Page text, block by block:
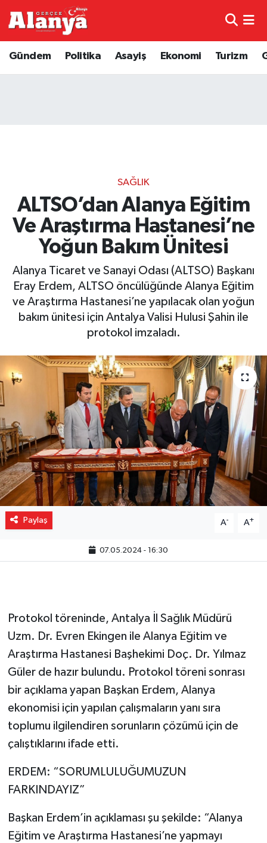
Gündem Politika Asayiş Ekonomi Turizm
SAĞLIK
ALTSO’dan Alanya Eğitim
Ve Araştırma Hastanesi’ne
Yoğun Bakım Ünitesi
Alanya Ticaret ve Sanayi Odası (ALTSO) Başkanı
Eray Erdem, ALTSO öncülüğünde Alanya Eğitim
ve Araştırma Hastanesi’ne yapılacak olan yoğun
bakım ünitesi için Antalya Valisi Hulusi Şahin ile
protokol imzaladı.
Paylaş A- A+
07.05.2024 - 16:30
Protokol töreninde, Antalya İl Sağlık Müdürü
Uzm. Dr. Evren Ekingen ile Alanya Eğitim ve
Araştırma Hastanesi Başhekimi Doç. Dr. Yılmaz
Güler de hazır bulundu. Protokol töreni sonrası
bir açıklama yapan Başkan Erdem, Alanya
ekonomisi için yapılan çalışmaların yanı sıra
toplumu ilgilendiren sorunların çözümü için de
çalıştıklarını ifade etti.
ERDEM: “SORUMLULUĞUMUZUN
FARKINDAYIZ”
Başkan Erdem’in açıklaması şu şekilde: “Alanya
Eğitim ve Araştırma Hastanesi’ne yapmayı
Genel
Diğer
Dünya
Ekonomi
Gizlilik İlkeleri - Privacy Policy
Güncel
Politika
Spor
Turizm
Trafik Durumu
Haber Arşivi